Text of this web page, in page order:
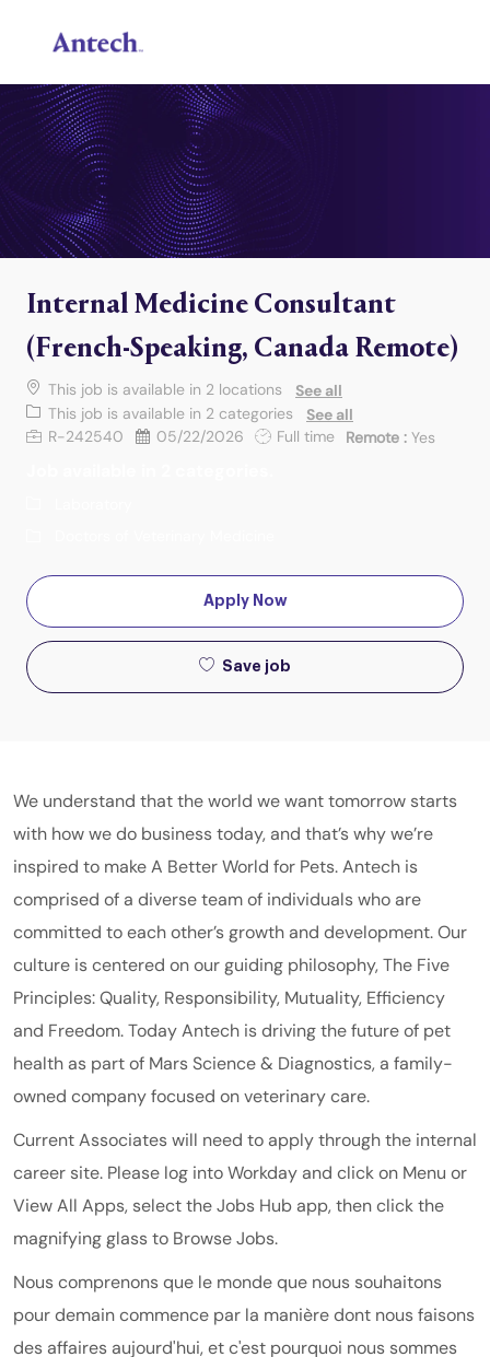
-
Internal Medicine Consultant
(French-Speaking, Canada Remote)
This job is available in 2 locations
See all
This job is available in 2 categories
See all
Job IdR-242540 Posted Date
05/22/2026 Job Type
Full time Remote : Yes
Apply Now
Save job
We understand that the world we want tomorrow starts
with how we do business today, and that’s why we’re
inspired to make A Better World for Pets. Antech is
comprised of a diverse team of individuals who are
committed to each other’s growth and development. Our
culture is centered on our guiding philosophy, The Five
Principles: Quality, Responsibility, Mutuality, Efficiency
and Freedom. Today Antech is driving the future of pet
health as part of MarsScience & Diagnostics, a family-
owned company focused on veterinary care.
Current Associates will need to apply through the internal
career site. Please log into Workday and click on Menu or
View All Apps, select the Jobs Hub app, then click the
magnifying glass to Browse Jobs.
Nous comprenons que le monde que nous souhaitons
pour demain commence par la manière dont nous faisons
des affaires aujourd'hui, et c'est pourquoi nous sommes